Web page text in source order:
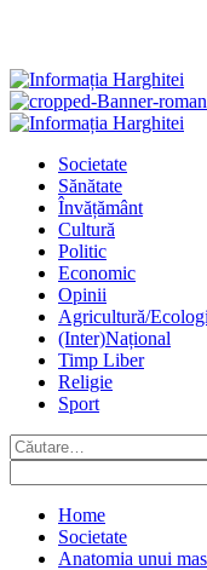
Primary
Societate
Sănătate
Învățământ
Cultură
Politic
Economic
Opinii
Agricultură/
(Inter)Național
Timp Liber
Religie
Sport
Caută
după:
Home
Societate
Anatomia unui